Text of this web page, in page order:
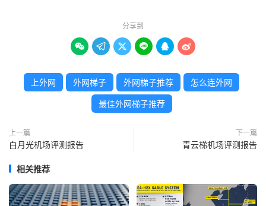
分享到
     
上外网 外网梯子 外网梯子推荐 怎么连外网
最佳外网梯子推荐
上一篇
白月光机场评测报告
下一篇
青云梯机场评测报告
相关推荐